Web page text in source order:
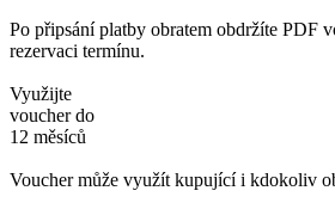
Po připsání platby obratem obdržíte PDF
rezervaci termínu.
Využijte
voucher do
12 měsíců
Voucher může využít kupující i kdokoliv